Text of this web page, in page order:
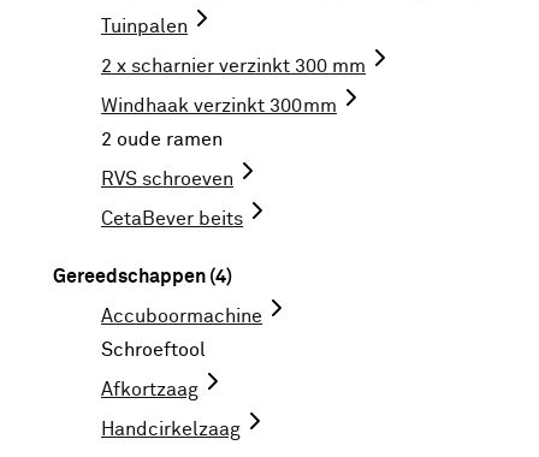
Tuinpalen
2 x scharnier verzinkt 300 mm
Windhaak verzinkt 300mm
2 oude ramen
RVS schroeven
CetaBever beits
Gereedschappen (4)
Accuboormachine
Schroeftool
Afkortzaag
Handcirkelzaag